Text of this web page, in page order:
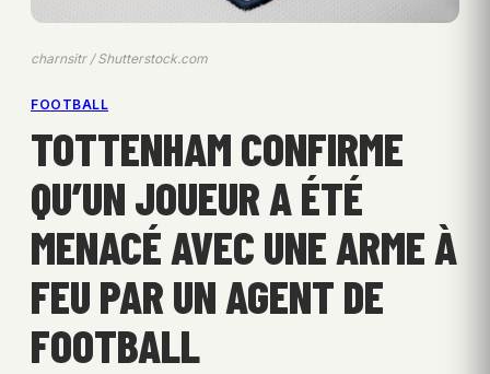
charnsitr / Shutterstock.com
FOOTBALL
TOTTENHAM CONFIRME
QU’UN JOUEUR A ÉTÉ
MENACÉ AVEC UNE ARME À
FEU PAR UN AGENT DE
FOOTBALL